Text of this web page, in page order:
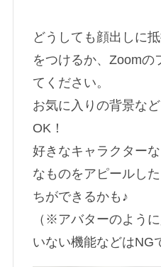
どうしても顔出しに
をつけるか、Zoomの
てください。
お気に入りの背景な
OK！
好きなキャラクター
なものをアピールし
ちができるかも♪
（※アバターのよう
いない機能などはNG